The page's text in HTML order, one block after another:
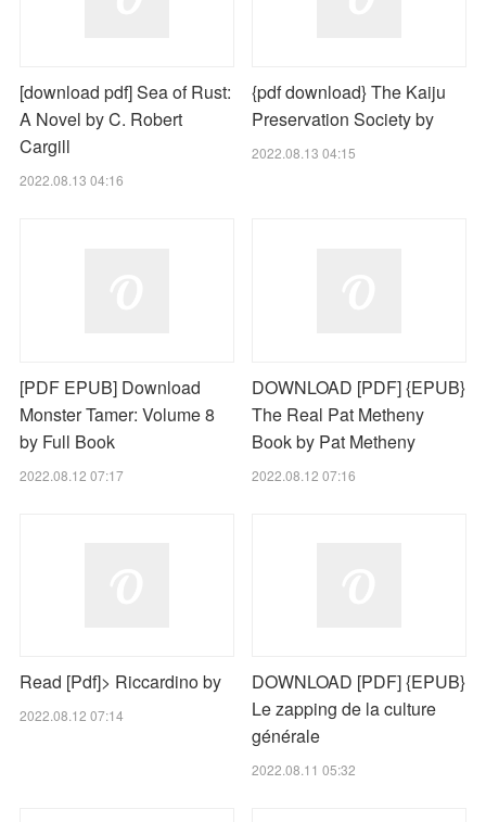
[download pdf] Sea of Rust:
A Novel by C. Robert
Cargill
2022.08.13 04:16
{pdf download} The Kaiju
Preservation Society by
2022.08.13 04:15
[PDF EPUB] Download
Monster Tamer: Volume 8
by Full Book
2022.08.12 07:17
DOWNLOAD [PDF] {EPUB}
The Real Pat Metheny
Book by Pat Metheny
2022.08.12 07:16
Read [Pdf]> Riccardino by
2022.08.12 07:14
DOWNLOAD [PDF] {EPUB}
Le zapping de la culture
générale
2022.08.11 05:32